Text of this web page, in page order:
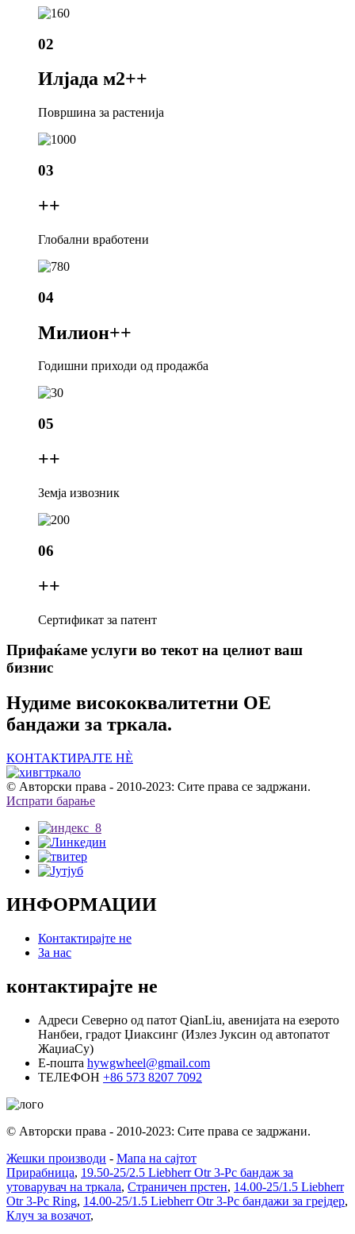
02
Илјада м2++
Површина за растенија
03
++
Глобални вработени
04
Милион++
Годишни приходи од продажба
05
++
Земја извозник
06
++
Сертификат за патент
Прифаќаме услуги во текот на целиот ваш
бизнис
Нудиме висококвалитетни OE
бандажи за тркала.
КОНТАКТИРАЈТЕ НÈ
© Авторски права - 2010-2023: Сите права се задржани.
Испрати барање
ИНФОРМАЦИИ
Контактирајте не
За нас
контактирајте не
Адреси Северно од патот QianLiu, авенијата на езерото
Нанбеи, градот Џиаксинг (Излез Јуксин од автопатот
ЖаџиаСу)
Е-пошта hywgwheel@gmail.com
ТЕЛЕФОН +86 573 8207 7092
© Авторски права - 2010-2023: Сите права се задржани.
Жешки производи - Мапа на сајтот
Прирабница, 19.50-25/2.5 Liebherr Otr 3-Pc бандаж за
утоварувач на тркала, Страничен прстен, 14.00-25/1.5 Liebherr
Otr 3-Pc Ring, 14.00-25/1.5 Liebherr Otr 3-Pc бандажи за грејдер,
Клуч за возачот,